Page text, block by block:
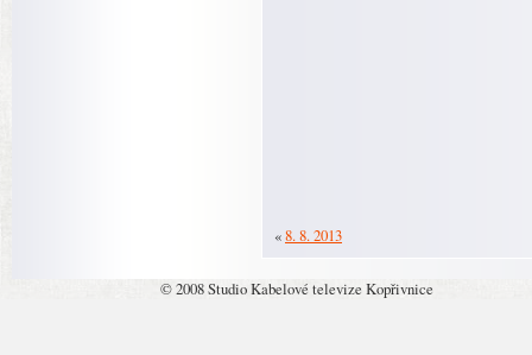
«8. 8. 2013
© 2008 Studio Kabelové televize Kopřivnice